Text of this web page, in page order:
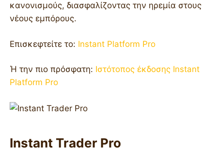
κανονισμούς, διασφαλίζοντας την ηρεμία στους
νέους εμπόρους.
Επισκεφτείτε το: Instant Platform Pro
Ή την πιο πρόσφατη: Ιστότοπος έκδοσης Instant
Platform Pro
Instant Trader Pro